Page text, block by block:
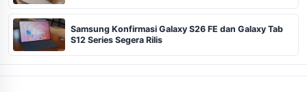
Samsung Konfirmasi Galaxy S26 FE dan Galaxy Tab
S12 Series Segera Rilis